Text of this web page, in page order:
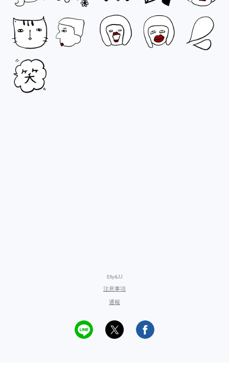
Elly&JJ
注意事項
通報